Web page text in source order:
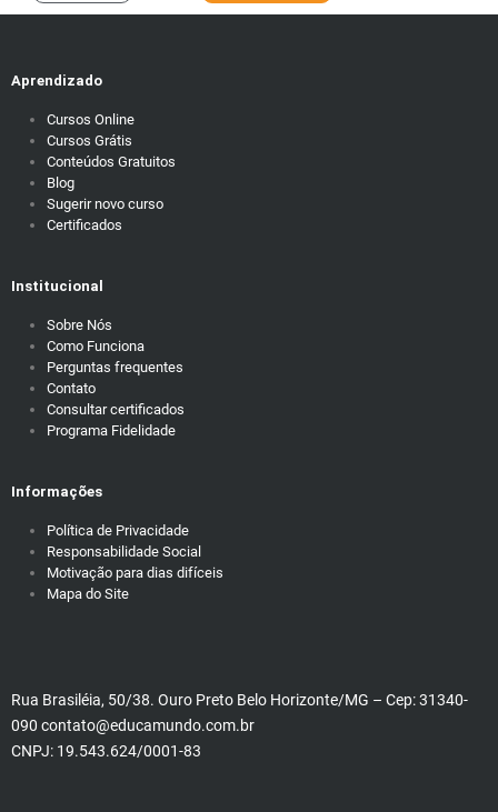
Aprendizado
Cursos Online
Cursos Grátis
Conteúdos Gratuitos
Blog
Sugerir novo curso
Certificados
Institucional
Sobre Nós
Como Funciona
Perguntas frequentes
Contato
Consultar certificados
Programa Fidelidade
Informações
Política de Privacidade
Responsabilidade Social
Motivação para dias difíceis
Mapa do Site
Rua Brasiléia, 50/38. Ouro Preto Belo Horizonte/MG – Cep: 31340-
090 contato@educamundo.com.br
CNPJ: 19.543.624/0001-83